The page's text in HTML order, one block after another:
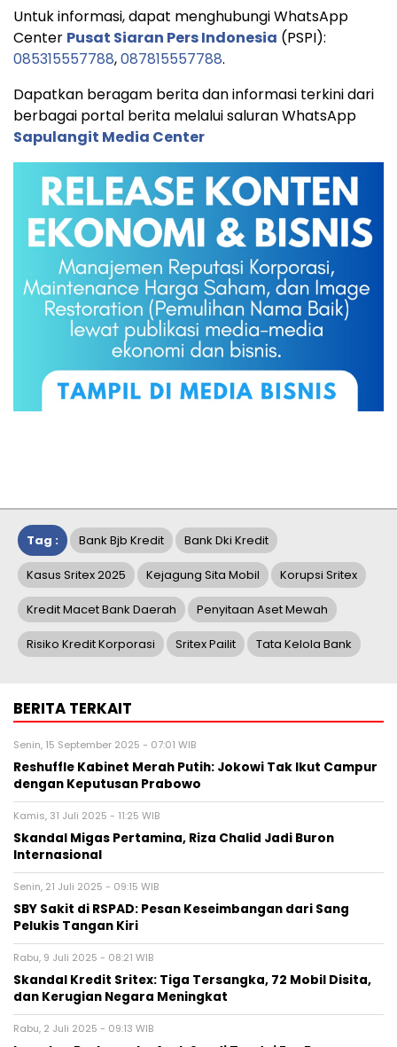
Untuk informasi, dapat menghubungi WhatsApp
Center Pusat Siaran Pers Indonesia (PSPI):
085315557788,087815557788.
Dapatkan beragam berita dan informasi terkini dari
berbagai portal berita melalui saluran WhatsApp
Sapulangit Media Center
Tag : Bank Bjb Kredit Bank Dki Kredit
Kasus Sritex 2025 Kejagung Sita Mobil Korupsi Sritex
Kredit Macet Bank Daerah Penyitaan Aset Mewah
Risiko Kredit Korporasi Sritex Pailit Tata Kelola Bank
BERITA TERKAIT
Senin, 15 September 2025 - 07:01 WIB
Reshuffle Kabinet Merah Putih: Jokowi Tak Ikut Campur
dengan Keputusan Prabowo
Kamis, 31 Juli 2025 - 11:25 WIB
Skandal Migas Pertamina, Riza Chalid Jadi Buron
Internasional
Senin, 21 Juli 2025 - 09:15 WIB
SBY Sakit di RSPAD: Pesan Keseimbangan dari Sang
Pelukis Tangan Kiri
Rabu, 9 Juli 2025 - 08:21 WIB
Skandal Kredit Sritex: Tiga Tersangka, 72 Mobil Disita,
dan Kerugian Negara Meningkat
Rabu, 2 Juli 2025 - 09:13 WIB